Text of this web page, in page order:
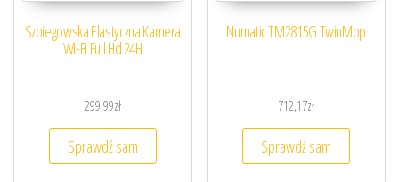
Szpiegowska Elastyczna Kamera
Wi-Fi Full Hd 24H
299,99zł
Sprawdź sam
Numatic TM2815G TwinMop
712,17zł
Sprawdź sam